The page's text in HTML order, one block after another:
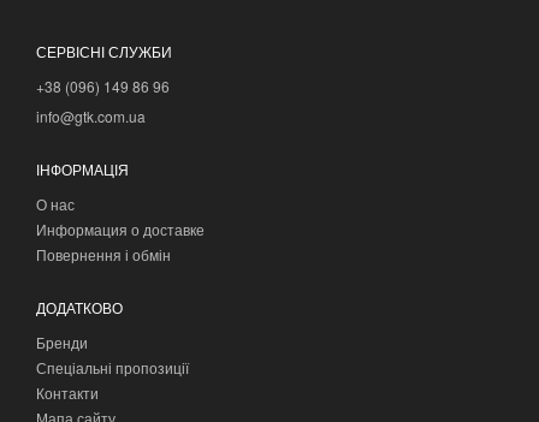
СЕРВІСНІ СЛУЖБИ
+38 (096) 149 86 96
info@gtk.com.ua
ІНФОРМАЦІЯ
О нас
Информация о доставке
Повернення і обмін
ДОДАТКОВО
Бренди
Спеціальні пропозиції
Контакти